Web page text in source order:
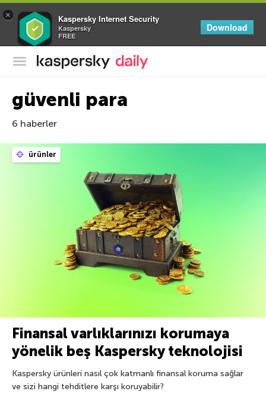
× Kaspersky Internet Security
Kaspersky
FREE
Download
Kaspersky Resmi Blogu
güvenli para
6 haberler
ürünler
Finansal varlıklarınızı korumaya
yönelik beş Kaspersky teknolojisi
Kaspersky ürünleri nasıl çok katmanlı finansal koruma sağlar
ve sizi hangi tehditlere karşı koruyabilir?